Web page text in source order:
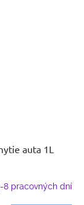
auta 1L
8 pracovných dní